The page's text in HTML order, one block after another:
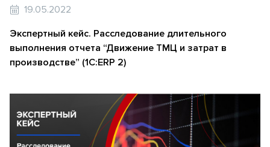
19.05.2022
Экспертный кейс. Расследование длительного
выполнения отчета “Движение ТМЦ и затрат в
производстве” (1С:ERP 2)